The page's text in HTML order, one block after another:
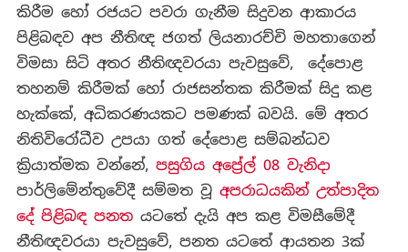
කිරීම හෝ රජයට පවරා ගැනීම සිදුවන ආකාරය
පිළිබඳව අප නීතිඥ ජගත් ලියනාරච්චි මහතාගෙන්
විමසා සිටි අතර නීතිඥවරයා පැවසුවේ, දේපොළ
තහනම් කිරීමක් හෝ රාජසන්තක කිරීමක් සිදු කළ
හැක්කේ, අධිකරණයකට පමණක් බවයි. මේ අතර
නිතිවිරෝධීව උපයා ගත් දේපොළ සම්බන්ධව
ක්‍රියාත්මක වන්නේ, පසුගිය අප්‍රේල් 08 වැනිදා
පාර්ලිමේන්තුවේදී සම්මත වූ අපරාධයකින් උත්පාදිත
දේ පිළිබඳ පනතයටතේ දැයි අප කළ විමසීමේදී
නීතිඥවරයා පැවසුවේ, පනත යටතේ ආයතන 3ක්